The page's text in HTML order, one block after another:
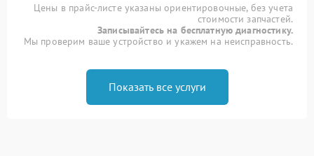
Цены в прайс-листе указаны ориентировочные, без учета
стоимости запчастей.
Записывайтесь на бесплатную диагностику.
Мы проверим ваше устройство и укажем на неисправность.
Показать все услуги